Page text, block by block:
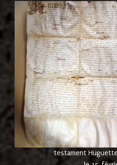
testament Huguette